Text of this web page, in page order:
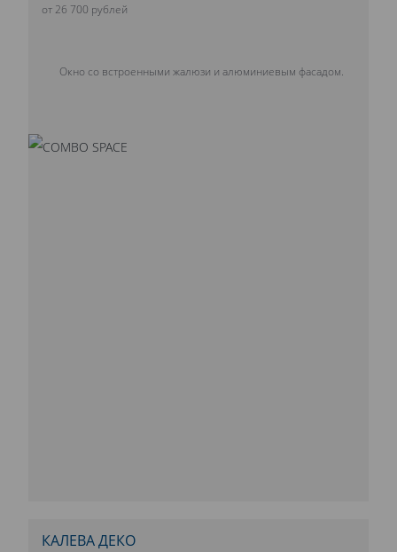
от 26 700 рублей
Окно со встроенными жалюзи и алюминиевым фасадом.
КАЛЕВА ДЕКО